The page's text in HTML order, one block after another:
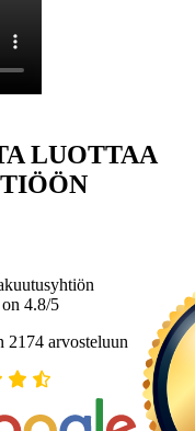
LUOTTAA
4.8/5
2174 arvosteluun